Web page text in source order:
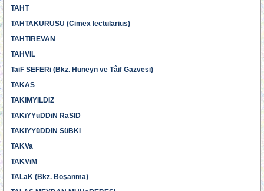
TAHT
TAHTAKURUSU (Cimex lectularius)
TAHTIREVAN
TAHViL
TaiF SEFERi (Bkz. Huneyn ve Tâif Gazvesi)
TAKAS
TAKIMYILDIZ
TAKiYYüDDiN RaSID
TAKiYYüDDiN SüBKi
TAKVa
TAKViM
TALaK (Bkz. Boşanma)